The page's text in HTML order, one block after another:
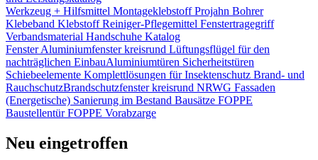
Werkzeug + Hilfsmittel Montageklebstoff Projahn Bohrer
Klebeband Klebstoff Reiniger-Pflegemittel Fenstertragegriff
Verbandsmaterial Handschuhe Katalog
Fenster Aluminiumfenster kreisrund Lüftungsflügel für den
nachträglichen Einbau​Aluminiumtüren Sicherheitstüren
Schiebeelemente Komplettlösungen für Insektenschutz Brand- und
Rauchschutz​Brandschutzfenster kreisrund NRWG Fassaden
(Energetische) Sanierung im Bestand Bausätze FOPPE
Baustellentür FOPPE Vorabzarge
Neu eingetroffen